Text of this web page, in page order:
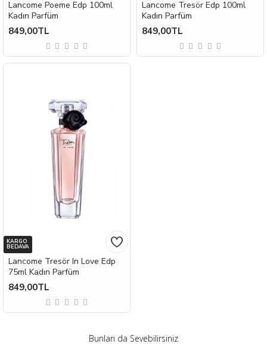
Lancome Poeme Edp 100ml
Kadın Parfüm
849,00TL
Lancome Tresör Edp 100ml
Kadın Parfüm
849,00TL
KARGO
BEDAVA
Lancome Tresör In Love Edp
75ml Kadın Parfüm
849,00TL
Bunları da Sevebilirsiniz